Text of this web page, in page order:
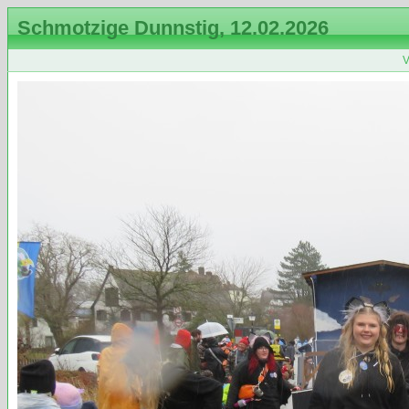
Schmotzige Dunnstig, 12.02.2026